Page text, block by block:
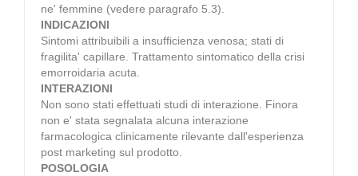
ne' femmine (vedere paragrafo 5.3).
INDICAZIONI
Sintomi attribuibili a insufficienza venosa; stati di
fragilita' capillare. Trattamento sintomatico della crisi
emorroidaria acuta.
INTERAZIONI
Non sono stati effettuati studi di interazione. Finora
non e' stata segnalata alcuna interazione
farmacologica clinicamente rilevante dall'esperienza
post marketing sul prodotto.
POSOLOGIA